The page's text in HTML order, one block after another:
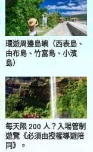
環遊周邊島嶼（西表島、
由布島、竹富島、小濱
島）
每天限 200 人？入場管制
遊覽《必須由授權導遊陪
同》。